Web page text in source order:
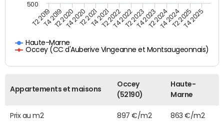
Haute-Marne
Occey (CC d'Auberive Vingeanne et Montsaugeonnais)
T2 2019T4 2019T2 2020T4 2020T2 2021T4 2021T2 2022T4 2022T2 2023T4 2023T2 2024T4 2024T2 2025T4 2025
500
Appartements et maisons
Occey
(52190)
Haute-
Marne
Prix au m2 897 €/m2 863 €/m2